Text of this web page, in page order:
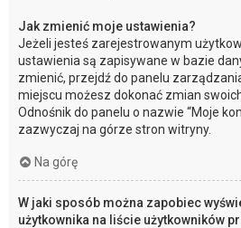
Jak zmienić moje ustawienia?
Jeżeli jesteś zarejestrowanym
ustawienia są zapisywane w bazie
zmienić, przejdź do panelu
miejscu możesz dokonać zmian
Odnośnik do panelu o nazwie “Moje
zazwyczaj na górze stron witryny.
Na górę
W jaki sposób można zapobiec
użytkownika na liście użytkowników